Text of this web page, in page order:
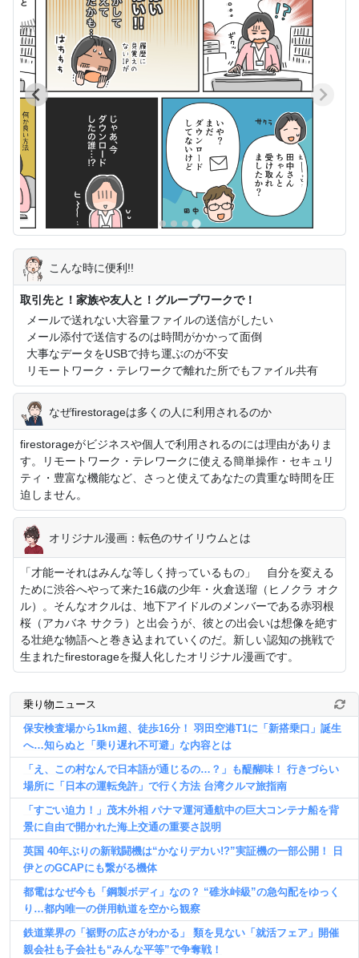
こんな時に便利!!
取引先と！家族や友人と！グループワークで！
メールで送れない大容量ファイルの送信がしたい
メール添付で送信するのは時間がかかって面倒
大事なデータをUSBで持ち運ぶのが不安
リモートワーク・テレワークで離れた所でもファイル共有
なぜfirestorageは多くの人に利用されるのか
firestorageがビジネスや個人で利用されるのには理由がありま
す。リモートワーク・テレワークに使える簡単操作・セキュリ
ティ・豊富な機能など、さっと使えてあなたの貴重な時間を圧
迫しません。
オリジナル漫画：転色のサイリウムとは
「才能ーそれはみんな等しく持っているもの」 自分を変える
ために渋谷へやって来た16歳の少年・火倉送瑠（ヒノクラ オク
ル）。そんなオクルは、地下アイドルのメンバーである赤羽根
桜（アカバネ サクラ）と出会うが、彼との出会いは想像を絶す
る壮絶な物語へと巻き込まれていくのだ。新しい認知の挑戦で
生まれたfirestorageを擬人化したオリジナル漫画です。
乗り物ニュース
保安検査場から1km超、徒歩16分！ 羽田空港T1に「新搭乗口」誕生
へ…知らぬと「乗り遅れ不可避」な内容とは
「え、この村なんで日本語が通じるの…？」も醍醐味！ 行きづらい
場所に「日本の運転免許」で行く方法 台湾クルマ旅指南
「すごい迫力！」茂木外相 パナマ運河通航中の巨大コンテナ船を背
景に自由で開かれた海上交通の重要さ説明
英国 40年ぶりの新戦闘機は“かなりデカい!?”実証機の一部公開！ 日
伊とのGCAPにも繋がる機体
都電はなぜ今も「鋼製ボディ」なの？ “碓氷峠級”の急勾配をゆっく
り…都内唯一の併用軌道を空から観察
鉄道業界の「裾野の広さがわかる」 類を見ない「就活フェア」開催
親会社も子会社も“みんな平等”で争奪戦！